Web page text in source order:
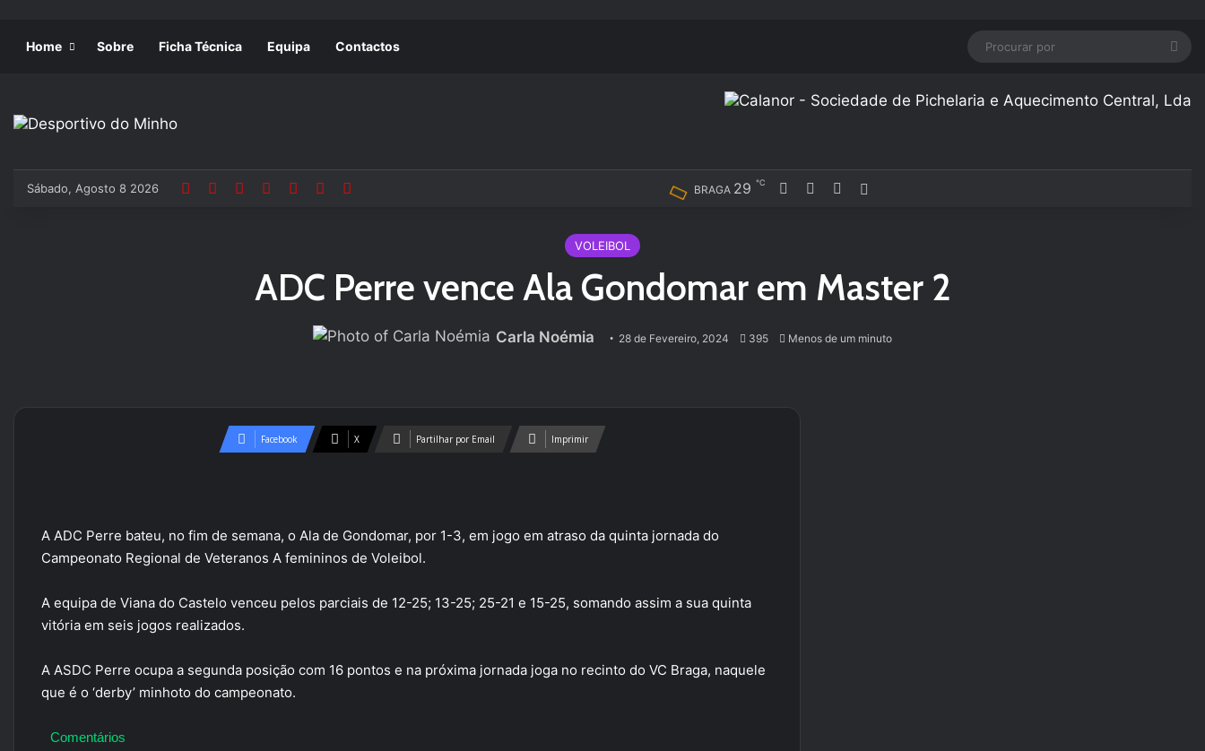
Home Sobre Ficha Técnica Equipa Contactos
Sábado, Agosto 8 2026 BRAGA 29 ℃ FacebookYouTubeInstagram
VOLEIBOL
ADC Perre vence Ala Gondomar em Master 2
Carla Noémia 28 de Fevereiro, 2024 395 Menos de um minuto
Facebook X Partilhar por Email Imprimir
A ADC Perre bateu, no fim de semana, o Ala de Gondomar, por 1-3, em jogo em atraso da quinta jornada do
Campeonato Regional de Veteranos A femininos de Voleibol.
A equipa de Viana do Castelo venceu pelos parciais de 12-25; 13-25; 25-21 e 15-25, somando assim a sua quinta
vitória em seis jogos realizados.
A ASDC Perre ocupa a segunda posição com 16 pontos e na próxima jornada joga no recinto do VC Braga, naquele
que é o ‘derby’ minhoto do campeonato.
Comentários